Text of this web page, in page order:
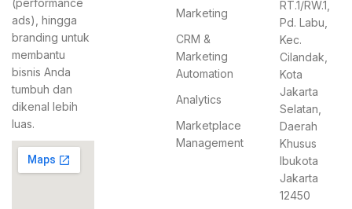
(performance
ads), hingga
branding untuk
membantu
bisnis Anda
tumbuh dan
dikenal lebih
luas.
Marketing
CRM &
Marketing
Automation
Analytics
Marketplace
Management
RT.1/RW.1,
Pd. Labu,
Kec.
Cilandak,
Kota
Jakarta
Selatan,
Daerah
Khusus
Ibukota
Jakarta
12450